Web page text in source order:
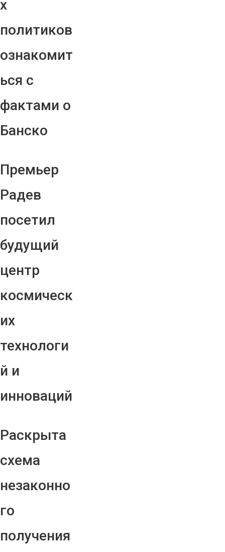
х
политиков
ознакомит
ься с
фактами о
Банско
Премьер
Радев
посетил
будущий
центр
космическ
их
технологи
й и
инноваций
Раскрыта
схема
незаконно
го
получения